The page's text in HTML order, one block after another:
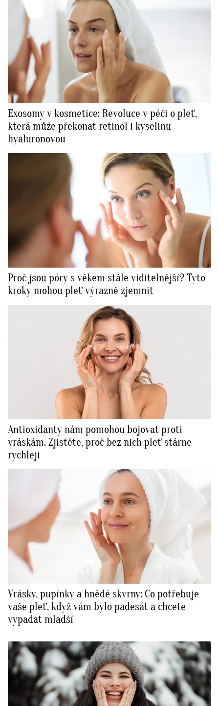
Exosomy v kosmetice: Revoluce v péči o pleť,
která může překonat retinol i kyselinu
hyaluronovou
Proč jsou póry s věkem stále viditelnější? Tyto
kroky mohou pleť výrazně zjemnit
Antioxidanty nám pomohou bojovat proti
vráskám. Zjistěte, proč bez nich pleť stárne
rychleji
Vrásky, pupínky a hnědé skvrny: Co potřebuje
vaše pleť, když vám bylo padesát a chcete
vypadat mladší